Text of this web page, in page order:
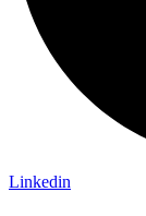
Linkedin